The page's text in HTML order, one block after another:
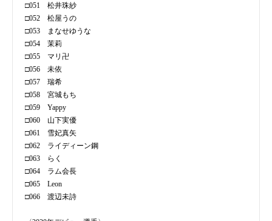
□051 松井珠紗
□052 松屋うの
□053 まなせゆうな
□054 茉莉
□055 マリ卍
□056 未依
□057 瑞希
□058 宮城もち
□059 Yappy
□060 山下実優
□061 雪妃真矢
□062 ライディーン鋼
□063 らく
□064 ラム会長
□065 Leon
□066 渡辺未詩